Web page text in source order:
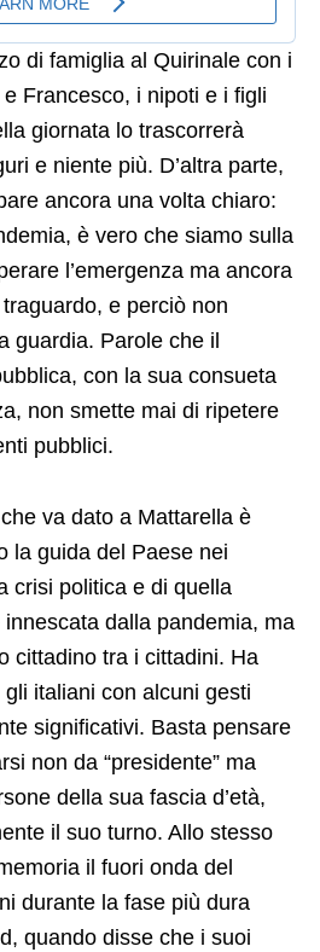
di famiglia al Quirinale con i
Francesco, i nipoti e i figli
giornata lo trascorrerà
e niente più. D’altra parte,
ancora una volta chiaro:
è vero che siamo sulla
l’emergenza ma ancora
e perciò non
guardia. Parole che il
con la sua consueta
non smette mai di ripetere
pubblici.
va dato a Mattarella è
la guida del Paese nei
crisi politica e di quella
dalla pandemia, ma
cittadino tra i cittadini. Ha
italiani con alcuni gesti
significativi. Basta pensare
non da “presidente” ma
della sua fascia d’età,
il suo turno. Allo stesso
il fuori onda del
durante la fase più dura
quando disse che i suoi